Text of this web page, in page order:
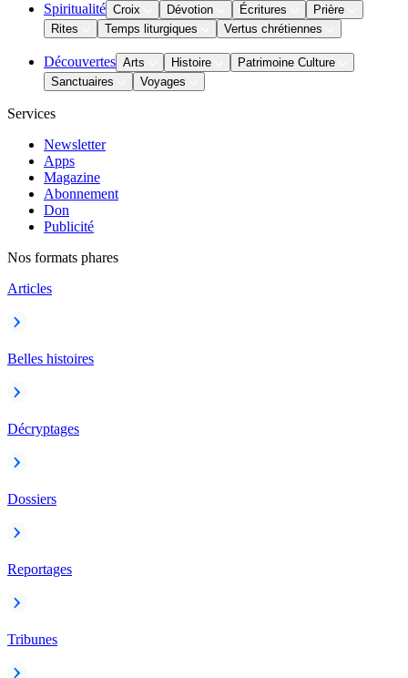
Spiritualité Croix Dévotion Écritures
Prière
Rites
Temps liturgiques Vertus chrétiennes
Découvertes Arts Histoire
Patrimoine Culture
Sanctuaires
Voyages
Services
Newsletter
Apps
Magazine
Abonnement
Don
Publicité
Nos formats phares
Articles
Belles histoires
Décryptages
Dossiers
Reportages
Tribunes